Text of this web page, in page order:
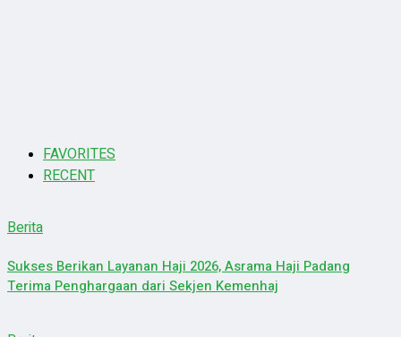
FAVORITES
RECENT
Berita
Sukses Berikan Layanan Haji 2026, Asrama Haji Padang
Terima Penghargaan dari Sekjen Kemenhaj